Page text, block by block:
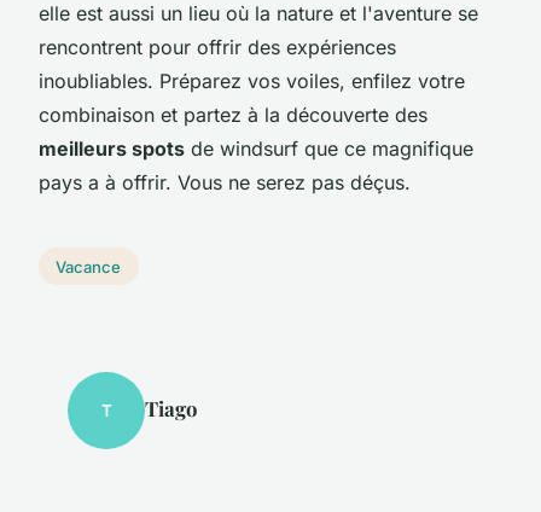
elle est aussi un lieu où la nature et l'aventure se
rencontrent pour offrir des expériences
inoubliables. Préparez vos voiles, enfilez votre
combinaison et partez à la découverte des
meilleurs spots de windsurf que ce magnifique
pays a à offrir. Vous ne serez pas déçus.
Vacance
T Tiago